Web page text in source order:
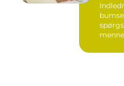
Indledning: